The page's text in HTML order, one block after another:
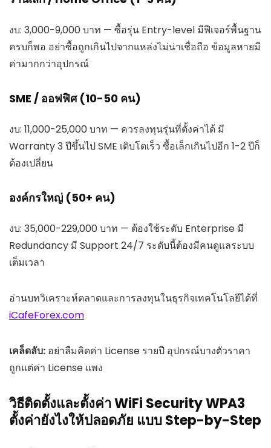
งบ: 3,000-9,000 บาท — ซื้อรุ่น Entry-level มีฟีเจอร์พื้นฐาน
ครบก็พอ อย่าซื้อถูกเกินไปจากแหล่งไม่น่าเชื่อถือ ข้อมูลหายมี
ค่ามากกว่าอุปกรณ์
SME / ออฟฟิศ (10-50 คน)
งบ: 11,000-25,000 บาท — ควรลงทุนรุ่นที่ตั้งค่าได้ มี
Warranty 3 ปีขึ้นไป SME เติบโตเร็ว ซื้อเล็กเกินไปอีก 1-2 ปีก็
ต้องเปลี่ยน
องค์กรใหญ่ (50+ คน)
งบ: 35,000-229,000 บาท — ต้องใช้ระดับ Enterprise มี
Redundancy มี Support 24/7 ระดับนี้ต้องมีคนดูแลระบบ
เต็มเวลา
อ่านบทวิเคราะห์ตลาดและการลงทุนในธุรกิจเทคโนโลยีได้ที่
iCafeForex.com
เคล็ดลับ: อย่าลืมคิดค่า License รายปี อุปกรณ์บางตัวราคา
ถูกแต่ค่า License แพง
วิธีติดตั้งและตั้งค่า WiFi Security WPA3
ตั้งค่ายังไงให้ปลอดภัย แบบ Step-by-Step